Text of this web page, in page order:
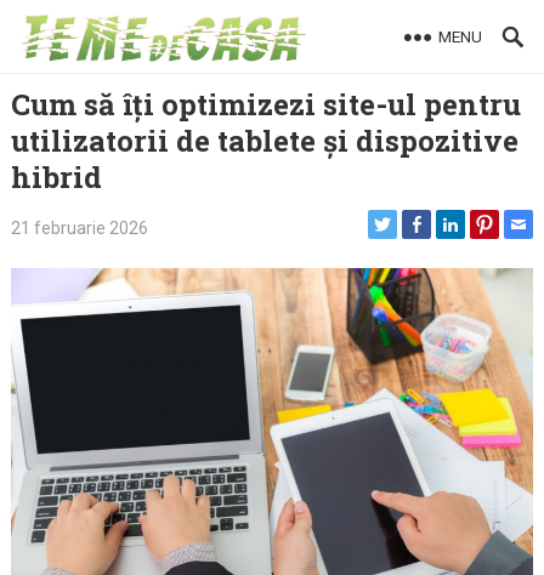
Skip
MENU
Cum să îți optimizezi site-ul pentru
utilizatorii de tablete și dispozitive
hibrid
21 februarie 2026